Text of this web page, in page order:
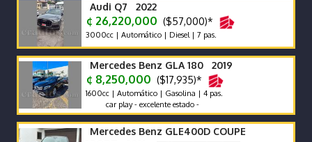
Audi Q7 2022
¢ 26,220,000 ($57,000)*
3000cc | Automático | Diesel | 7 pas.
Mercedes Benz GLA 180 2019
¢ 8,250,000 ($17,935)*
1600cc | Automático | Gasolina | 4 pas.
car play - excelente estado -
Mercedes Benz GLE400D COUPE